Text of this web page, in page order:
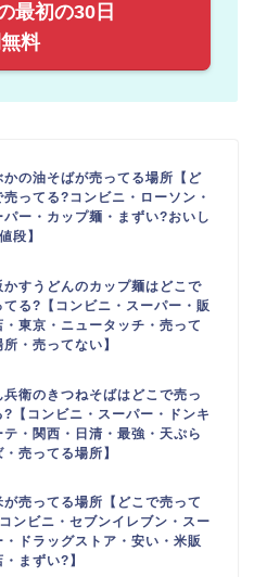
最初の30日
料
かの油そばが売ってる場所【ど
売ってる?コンビニ・ローソン・
パー・カップ麺・まずい?おいし
段】
かすうどんのカップ麺はどこで
てる?【コンビニ・スーパー・販
・東京・ニュータッチ・売って
所・売ってない】
兵衛のきつねそばはどこで売っ
?【コンビニ・スーパー・ドンキ
テ・関西・日清・最強・天ぷら
・売ってる場所】
が売ってる場所【どこで売って
ンビニ・セブンイレブン・スー
・ドラッグストア・安い・米販
・まずい?】